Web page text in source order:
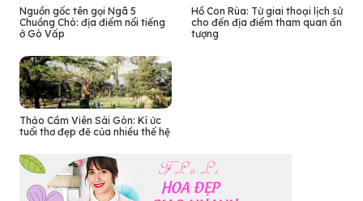
Nguồn gốc tên gọi Ngã 5
Chuồng Chó: địa điểm nổi tiếng
ở Gò Vấp
Hồ Con Rùa: Từ giai thoại lịch sử
cho đến địa điểm tham quan ấn
tượng
Thảo Cầm Viên Sài Gòn: Kí ức
tuổi thơ đẹp đẽ của nhiều thế hệ